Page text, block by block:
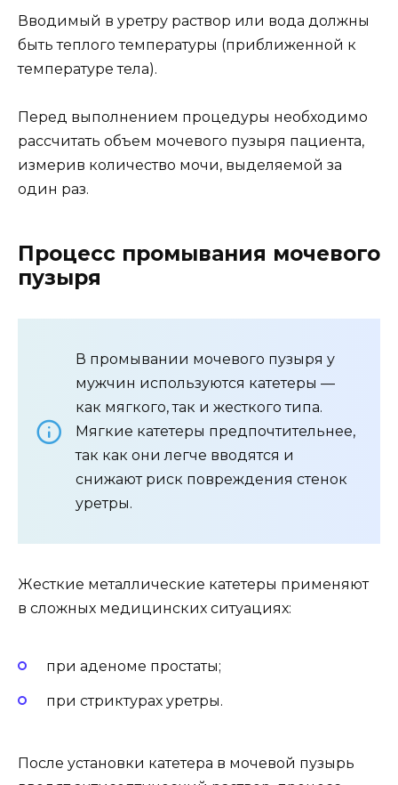
Вводимый в уретру раствор или вода должны
быть теплого температуры (приближенной к
температуре тела).
Перед выполнением процедуры необходимо
рассчитать объем мочевого пузыря пациента,
измерив количество мочи, выделяемой за
один раз.
Процесс промывания мочевого
пузыря
В промывании мочевого пузыря у
мужчин используются катетеры —
как мягкого, так и жесткого типа.
Мягкие катетеры предпочтительнее,
так как они легче вводятся и
снижают риск повреждения стенок
уретры.
Жесткие металлические катетеры применяют
в сложных медицинских ситуациях:
при аденоме простаты;
при стриктурах уретры.
После установки катетера в мочевой пузырь